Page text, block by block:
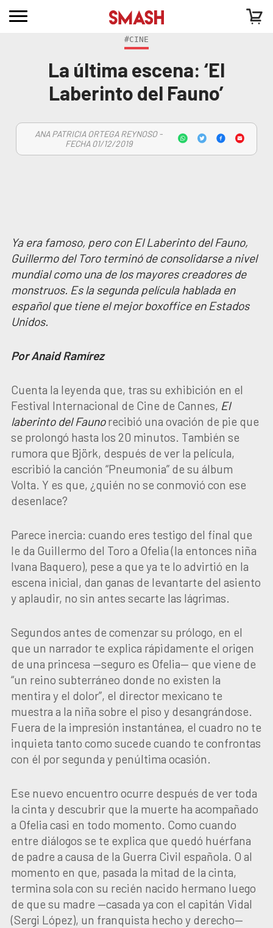
#CINE
La última escena: ‘El
Laberinto del Fauno’
ANA PATRICIA ORTEGA REYNOSO -
FECHA 01/12/2019
Ya era famoso, pero con El Laberinto del Fauno,
Guillermo del Toro terminó de consolidarse a nivel
mundial como una de los mayores creadores de
monstruos. Es la segunda película hablada en
español que tiene el mejor boxoffice en Estados
Unidos.
Por Anaid Ramírez
Cuenta la leyenda que, tras su exhibición en el
Festival Internacional de Cine de Cannes, El
laberinto del Faunorecibió una ovación de pie que
se prolongó hasta los 20 minutos. También se
rumora que Björk, después de ver la película,
escribió la canción “Pneumonia” de su álbum
Volta. Y es que, ¿quién no se conmovió con ese
desenlace?
Parece inercia: cuando eres testigo del final que
le da Guillermo del Toro a Ofelia (la entonces niña
Ivana Baquero), pese a que ya te lo advirtió en la
escena inicial, dan ganas de levantarte del asiento
y aplaudir, no sin antes secarte las lágrimas.
Segundos antes de comenzar su prólogo, en el
que un narrador te explica rápidamente el origen
de una princesa —seguro es Ofelia— que viene de
“un reino subterráneo donde no existen la
mentira y el dolor”, el director mexicano te
muestra a la niña sobre el piso y desangrándose.
Fuera de la impresión instantánea, el cuadro no te
inquieta tanto como sucede cuando te confrontas
con él por segunda y penúltima ocasión.
Ese nuevo encuentro ocurre después de ver toda
la cinta y descubrir que la muerte ha acompañado
a Ofelia casi en todo momento. Como cuando
entre diálogos se te explica que quedó huérfana
de padre a causa de la Guerra Civil española. O al
momento en que, pasada la mitad de la cinta,
termina sola con su recién nacido hermano luego
de que su madre —casada ya con el capitán Vidal
(Sergi López), un franquista hecho y derecho—